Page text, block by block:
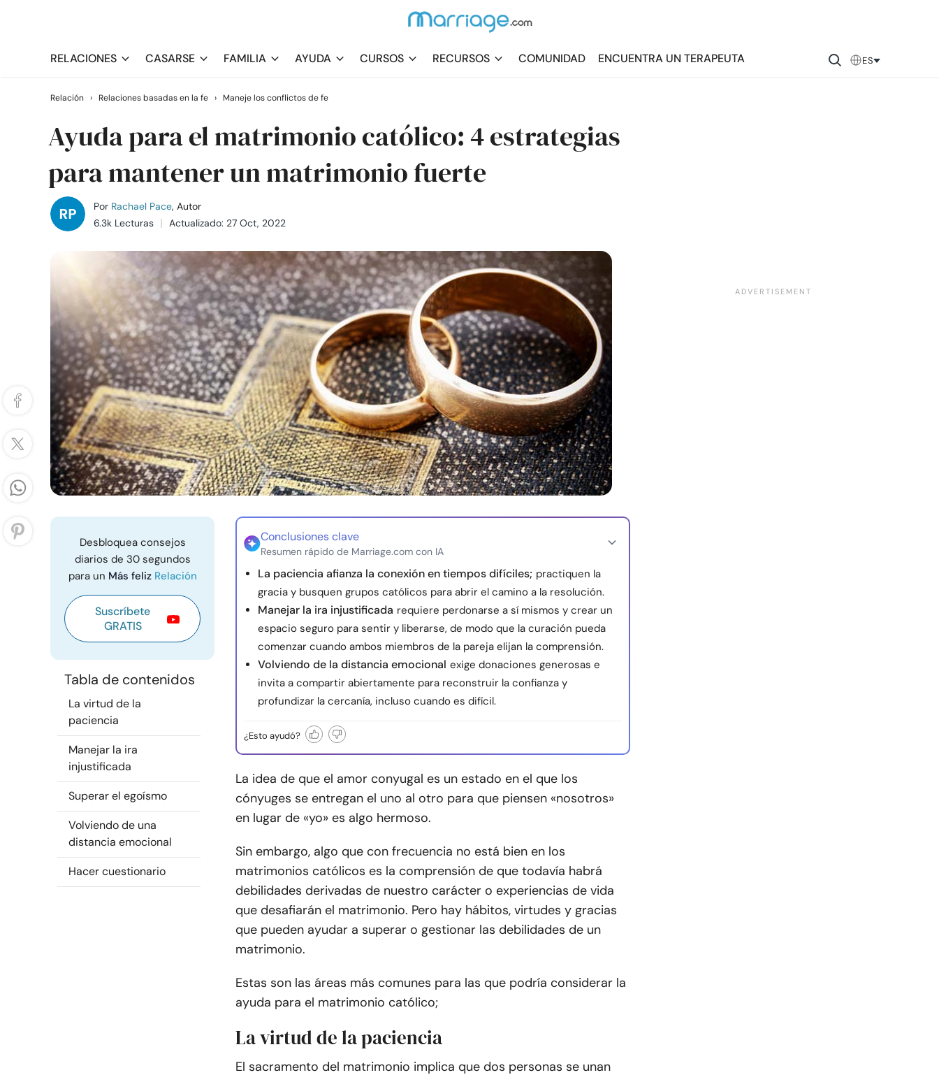
RELACIONES CASARSE FAMILIA AYUDA CURSOS RECURSOS COMUNIDAD ENCUENTRA UN TERAPEUTA ES
Relación › Relaciones basadas en la fe › Maneje los conflictos de fe
Ayuda para el matrimonio católico: 4 estrategias
para mantener un matrimonio fuerte
Por Rachael Pace, Autor
6.3k Lecturas
Actualizado: 27 Oct, 2022
Desbloquea consejos
diarios de 30 segundos
para un Más feliz Relación
Suscríbete
GRATIS
Tabla de contenidos
La virtud de la
paciencia
Manejar la ira
injustificada
Superar el egoísmo
Volviendo de una
distancia emocional
Hacer cuestionario
Conclusiones clave
Resumen rápido de Marriage.com con IA
La paciencia afianza la conexión en tiempos difíciles; practiquen la
gracia y busquen grupos católicos para abrir el camino a la resolución.
Manejar la ira injustificada requiere perdonarse a sí mismos y crear un
espacio seguro para sentir y liberarse, de modo que la curación pueda
comenzar cuando ambos miembros de la pareja elijan la comprensión.
Volviendo de la distancia emocional exige donaciones generosas e
invita a compartir abiertamente para reconstruir la confianza y
profundizar la cercanía, incluso cuando es difícil.
¿Esto ayudó?
La idea de que el amor conyugal es un estado en el que los
cónyuges se entregan el uno al otro para que piensen «nosotros»
en lugar de «yo» es algo hermoso.
Sin embargo, algo que con frecuencia no está bien en los
matrimonios católicos es la comprensión de que todavía habrá
debilidades derivadas de nuestro carácter o experiencias de vida
que desafiarán el matrimonio. Pero hay hábitos, virtudes y gracias
que pueden ayudar a superar o gestionar las debilidades de un
matrimonio.
Estas son las áreas más comunes para las que podría considerar la
ayuda para el matrimonio católico;
La virtud de la paciencia
El sacramento del matrimonio implica que dos personas se unan